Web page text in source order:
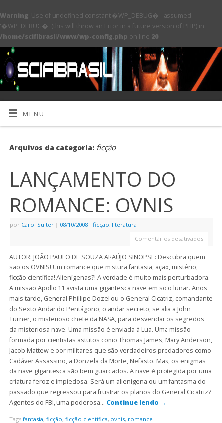
Warning: Use of undefined constant �WP_DEBUG� - assumed
'�WP_DEBUG�' (this will throw an Error in a future version of PHP) in
/home/scifibrasil/www/wp-config.php on line 20
MENU
Arquivos da categoria: ficção
LANÇAMENTO DO
ROMANCE: OVNIS
por Carol Suiter | 08/10/2008 | ficção, literatura
Comentários desativados
AUTOR: JOÃO PAULO DE SOUZA ARAÚJO SINOPSE: Descubra quem
são os OVNIS! Um romance que mistura fantasia, ação, mistério,
ficção científica! Alienígenas?! A verdade é muito mais perturbadora.
A missão Apollo 11 avista uma gigantesca nave em solo lunar. Anos
mais tarde, General Phillipe Dozel ou o General Cicatriz, comandante
do Sexto Andar do Pentágono, o andar secreto, se alia a John
Turner, o misterioso chefe da NASA, para desvendar os segredos
da misteriosa nave. Uma missão é enviada à Lua. Uma missão
formada por cientistas astutos como Thomas James, Mary Anderson,
Jacob Mattew e por militares que são verdadeiros predadores como
Cadáver Assassino, a Donzela da Morte, Nefasto. Mas, os enigmas
da nave gigantesca são bem guardados. A nave é protegida por uma
criatura feroz e impiedosa. Será um alienígena ou um fantasma do
passado que regressou para frustrar os planos do General Cicatriz?
Agentes do FBI, uma poderosa… Continue lendo →
Tags fantasia, ficção, ficção científica, ovnis, romance